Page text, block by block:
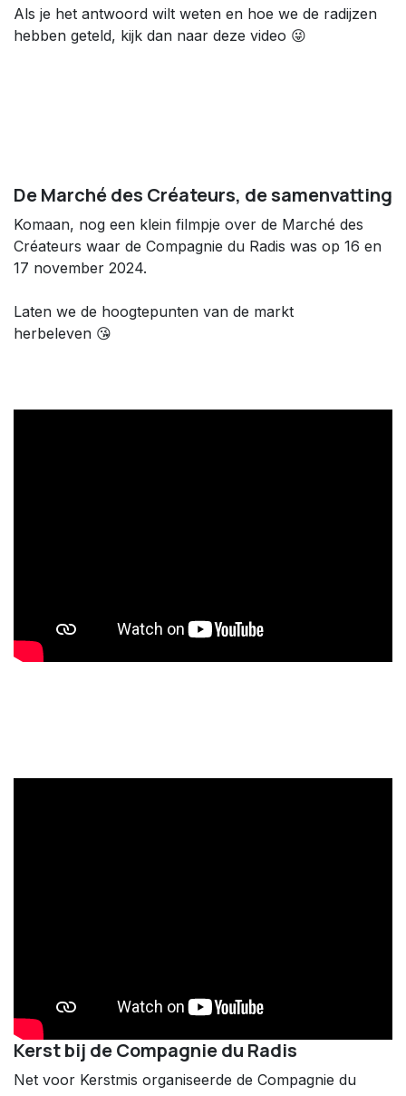
Als je het antwoord wilt weten en hoe we de radijzen
hebben geteld, kijk dan naar deze video 😜
De Marché des Créateurs, de samenvatting
Komaan, nog een klein filmpje over de Marché des
Créateurs waar de Compagnie du Radis was op 16 en
17 november 2024.
Laten we de hoogtepunten van de markt
herbeleven 😘
Kerst bij de Compagnie du Radis
Net voor Kerstmis organiseerde de Compagnie du